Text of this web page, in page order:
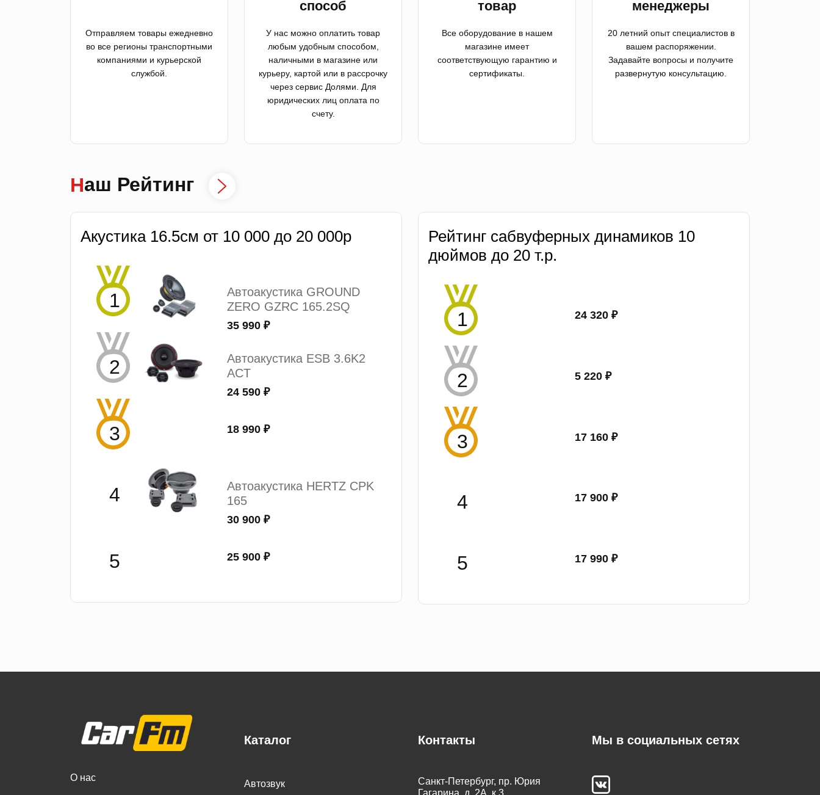
Отправляем товары ежедневно
во все регионы транспортными
компаниями и курьерской
службой.
способ
У нас можно оплатить товар
любым удобным способом,
наличными в магазине или
курьеру, картой или в рассрочку
через сервис Долями. Для
юридических лиц оплата по
счету.
товар
Все оборудование в нашем
магазине имеет
соответствующую гарантию и
сертификаты.
менеджеры
20 летний опыт специалистов в
вашем распоряжении.
Задавайте вопросы и получите
развернутую консультацию.
Наш Рейтинг
Акустика 16.5см от 10 000 до 20 000р
Автоакустика GROUND
ZERO GZRC 165.2SQ
35 990 ₽
Автоакустика ESB 3.6K2
ACT
24 590 ₽
18 990 ₽
Автоакустика HERTZ CPK
165
30 900 ₽
25 900 ₽
Рейтинг сабвуферных динамиков 10
дюймов до 20 т.р.
24 320 ₽
5 220 ₽
17 160 ₽
17 900 ₽
17 990 ₽
О нас
Каталог
Автозвук
Контакты
Санкт-Петербург, пр. Юрия
Гагарина, д. 2А, к.3
Мы в социальных сетях